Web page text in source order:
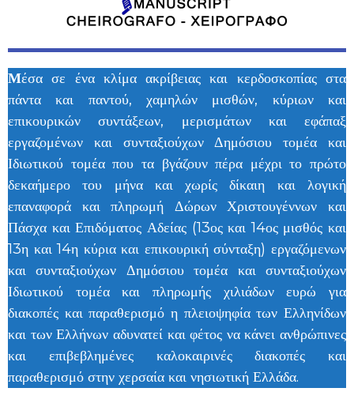
Μέσα σε ένα κλίμα ακρίβειας και κερδοσκοπίας στα
πάντα και παντού, χαμηλών μισθών, κύριων και
επικουρικών συντάξεων, μερισμάτων και εφάπαξ
εργαζομένων και συνταξιούχων Δημόσιου τομέα και
Ιδιωτικού τομέα που τα βγάζουν πέρα μέχρι το πρώτο
δεκαήμερο του μήνα και χωρίς δίκαιη και λογική
επαναφορά και πληρωμή Δώρων Χριστουγέννων και
Πάσχα και Επιδόματος Αδείας (13ος και 14ος μισθός και
13η και 14η κύρια και επικουρική σύνταξη) εργαζόμενων
και συνταξιούχων Δημόσιου τομέα και συνταξιούχων
Ιδιωτικού τομέα και πληρωμής χιλιάδων ευρώ για
διακοπές και παραθερισμό η πλειοψηφία των Ελληνίδων
και των Ελλήνων αδυνατεί και φέτος να κάνει ανθρώπινες
και επιβεβλημένες καλοκαιρινές διακοπές και
παραθερισμό στην χερσαία και νησιωτική Ελλάδα.